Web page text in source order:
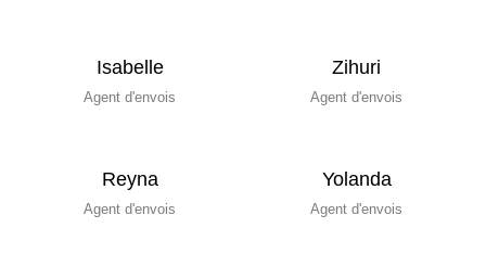
Isabelle
Agent d'envois
Zihuri
Agent d'envois
Reyna
Agent d'envois
Yolanda
Agent d'envois